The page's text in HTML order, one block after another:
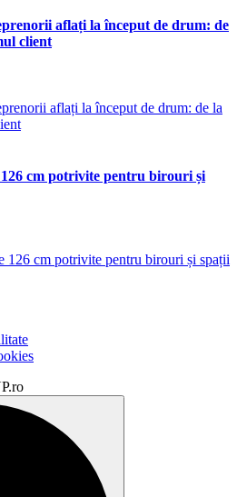
aflați la început de drum: de
client
126 cm potrivite pentru birouri și